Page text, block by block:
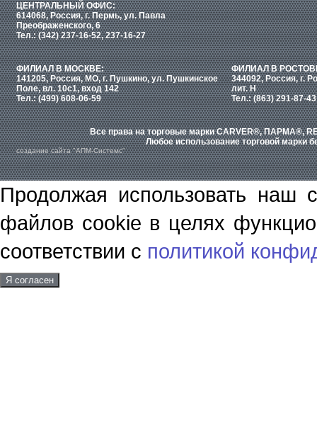
ЦЕНТРАЛЬНЫЙ ОФИС:
614068, Россия, г. Пермь, ул. Павла
Преображенского, 6
Тел.: (342) 237-16-52, 237-16-27
ФИЛИАЛ В МОСКВЕ:
141205, Россия, МО, г. Пушкино, ул. Пушкинское
Поле, вл. 10с1, вход 142
Тел.: (499) 608-06-59
ФИЛИАЛ В
344092, Россия, г.
лит. Н
Тел.: (863) 291-87-43
Все права на торговые марки CARVER®, ПАРМА®,
Любое использование торговой марки
создание сайта "АПМ-Системс"
Продолжая использовать наш
файлов cookie в целях
соответствии с политикой
Я согласен